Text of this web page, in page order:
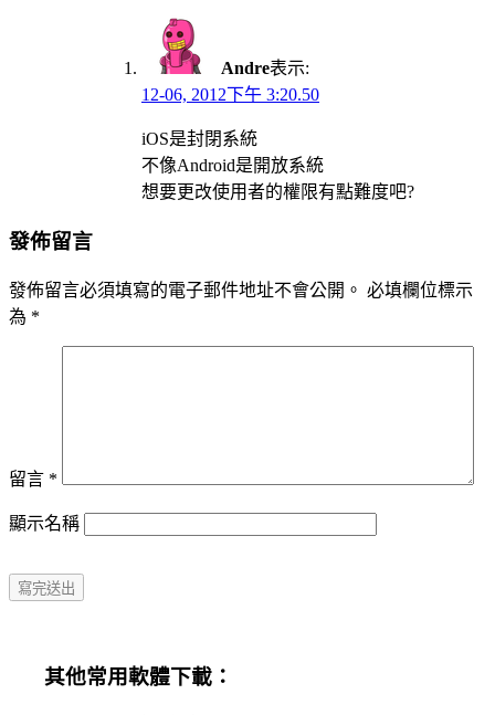
Andre表示:
12-06, 2012下午 3:20.50
iOS是封閉系統
不像Android是開放系統
想要更改使用者的權限有點難度吧?
發佈留言
發佈留言必須填寫的電子郵件地址不會公開。 必填欄位標示
為 *
留言 *
顯示名稱
其他常用軟體下載：